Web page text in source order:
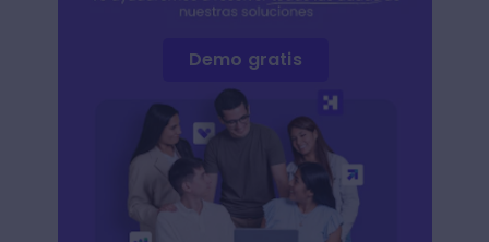
Demo gratis